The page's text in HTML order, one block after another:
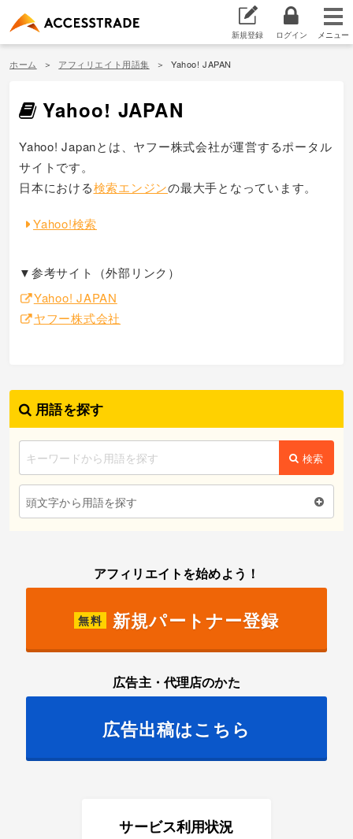
新規登録 ログイン
ホーム アフィリエイト用語集 Yahoo! JAPAN
Yahoo! JAPAN
Yahoo! Japanとは、ヤフー株式会社が運営するポータル
サイトです。
日本における検索エンジンの最大手となっています。
Yahoo!検索
▼参考サイト（外部リンク）
Yahoo! JAPAN
ヤフー株式会社
用語を探す
検索
頭文字から用語を探す
アフィリエイトを始めよう！
無料 新規パートナー登録
広告主・代理店のかた
広告出稿はこちら
サービス利用状況